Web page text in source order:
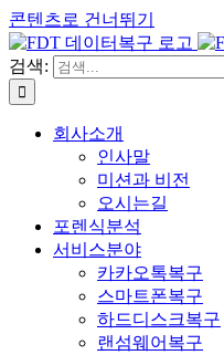
콘텐츠로 건너뛰기
검색:
회사소개
인사말
미션과 비전
오시는길
포렌식분석
서비스분야
카카오톡복구
스마트폰복구
하드디스크복구
랜섬웨어복구